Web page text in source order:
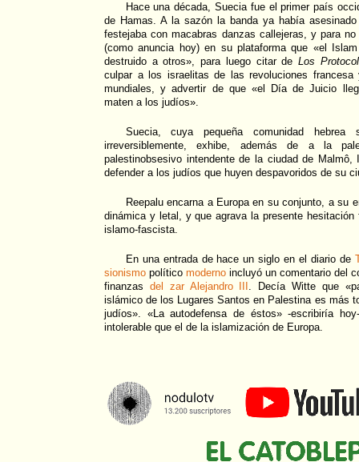
Hace una década, Suecia fue el primer país
de Hamas. A la sazón la banda ya había
festejaba con macabras danzas callejeras, y para
(como anuncia hoy) en su plataforma que «el
destruido a otros», para luego citar de Los
culpar a los israelitas de las revoluciones
mundiales, y advertir de que «el Día de Juicio
maten a los judíos».
Suecia, cuya pequeña comunidad hebrea
irreversiblemente, exhibe, además de a la
palestinobsesivo intendente de la ciudad de Malmô,
defender a los judíos que huyen despavoridos de su
Reepalu encarna a Europa en su conjunto, a su
dinámica y letal, y que agrava la presente
islamo-fascista.
En una entrada de hace un siglo en el diario de
sionismo político moderno incluyó un comentario del
finanzas del zar Alejandro III . Decía Witte que
islámico de los Lugares Santos en Palestina es más
judíos». «La autodefensa de éstos» -escribiría
intolerable que el de la islamización de Europa.